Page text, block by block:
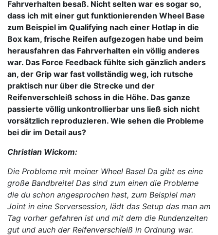
Fahrverhalten besaß. Nicht selten war es sogar so,
dass ich mit einer gut funktionierenden Wheel Base
zum Beispiel im Qualifying nach einer Hotlap in die
Box kam, frische Reifen aufgezogen habe und beim
herausfahren das Fahrverhalten ein völlig anderes
war. Das Force Feedback fühlte sich gänzlich anders
an, der Grip war fast vollständig weg, ich rutsche
praktisch nur über die Strecke und der
Reifenverschleiß schoss in die Höhe. Das ganze
passierte völlig unkontrollierbar uns ließ sich nicht
vorsätzlich reproduzieren. Wie sehen die Probleme
bei dir im Detail aus?
Christian Wickom:
Die Probleme mit meiner Wheel Base! Da gibt es eine
große Bandbreite! Das sind zum einen die Probleme
die du schon angesprochen hast, zum Beispiel man
Joint in eine Serversession, lädt das Setup das man am
Tag vorher gefahren ist und mit dem die Rundenzeiten
gut und auch der Reifenverschleiß in Ordnung war.